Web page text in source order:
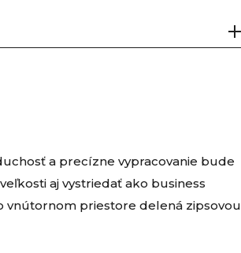
a precízne vypracovanie bude
aj vystriedať ako business
vnútornom priestore delená zipsovou